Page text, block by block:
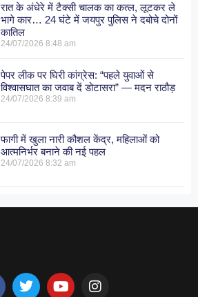
रात के अंधेरे में टैक्सी चालक का कत्ल, लूटकर ले
भागे कार… 24 घंटे में जयपुर पुलिस ने दबोचे दोनों
कातिल
24/07/20268:48 am
पेपर लीक पर घिरी कांग्रेस: “पहले युवाओं से
विश्वासघात का जवाब दें डोटासरा” — मदन राठौड़
24/07/20268:39 am
फागी में खुला नारी कौशल केंद्र, महिलाओं को
आत्मनिर्भर बनाने की नई पहल
24/07/20268:32 am